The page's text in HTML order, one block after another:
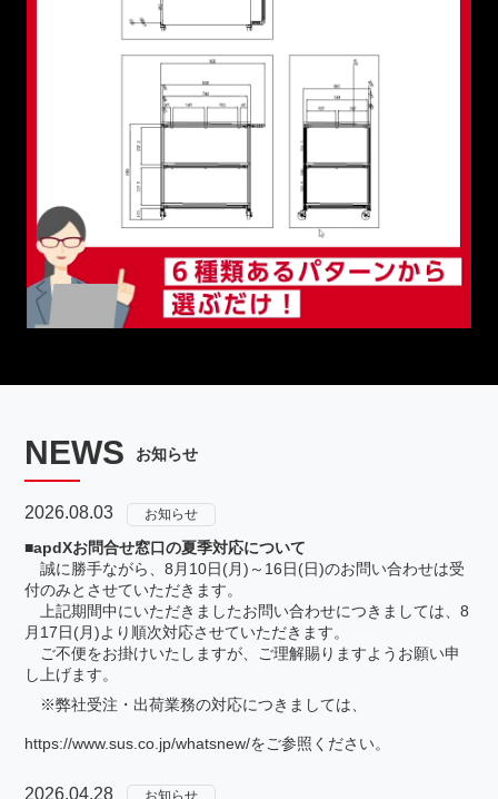
NEWS お知らせ
2026.08.03 お知らせ
■apdXお問合せ窓口の夏季対応について
誠に勝手ながら、8月10日(月)～16日(日)のお問い合わせは受
付のみとさせていただきます。
上記期間中にいただきましたお問い合わせにつきましては、8
月17日(月)より順次対応させていただきます。
ご不便をお掛けいたしますが、ご理解賜りますようお願い申
し上げます。
※弊社受注・出荷業務の対応につきましては、
https://www.sus.co.jp/whatsnew/をご参照ください。
2026.04.28 お知らせ